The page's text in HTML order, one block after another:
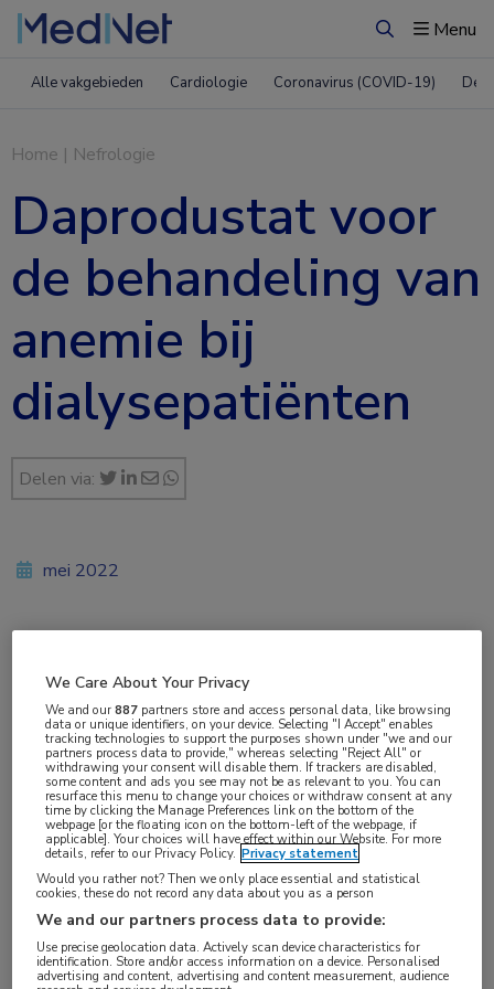
ZoekenMenu
Alle vakgebieden Cardiologie Coronavirus (COVID-19)
Home | Nefrologie
Daprodustat voor
de behandeling van
anemie bij
dialysepatiënten
Delen via:
Bij dialysepatiënten metanemieis daprodustat
mei 2022
Nefrologie
Aandachtsgebieden:
Dialyse
Tags:
anemie,CVA ,daprodustat,darbepoëtine,epoëtine
hemoglobine,HIF-PHI ,MACE
We Care About Your Privacy
We and our887 partners store and access personal data, like browsing
data or unique identifiers, on your device. Selecting "I Accept" enables
tracking technologies to support the purposes shown under "we and our
partners process data to provide," whereas selecting "Reject All" or
withdrawing your consent will disable them. If trackers are disabled,
some content and ads you see may not be as relevant to you. You can
resurface this menu to change your choices or withdraw consent at any
time by clicking the Manage Preferences link on the bottom of the
webpage [or the floating icon on the bottom-left of the webpage, if
applicable]. Your choices will have effect within our Website. For more
details, refer to our Privacy Policy. Privacy statement
Would you rather not? Then we only place essential and statistical
cookies, these do not record any data about you as a person
We and our partners process data to provide:
Use precise geolocation data. Actively scan device characteristics for
identification. Store and/or access information on a device. Personalised
advertising and content, advertising and content measurement, audience